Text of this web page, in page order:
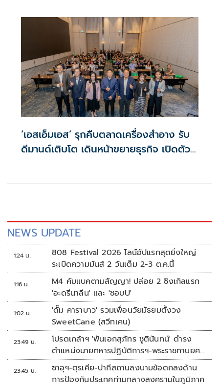
‘เอสเอ็มเอส’ รุกคืบตลาดเครื่องสำอาง รับ
ดีมานด์เติบโต เดินหน้าขยายธุรกิจ เปิดตัว
NEWS UPDATE
1:24 น.
808 Festival 2026 ไลน์อัปแรกสุดยิ่งใหญ่
ระเบิดความมันส์ 2 วันเต็ม 2-3 ต.ค.นี้
1:16 น.
M4 คัมแบคตามสัญญา! ปล่อย 2 ซิงเกิลแรก
'อะดรีนาลีน' และ 'ชอบU'
1:02 น.
'ดั๊ม คาราบาว' รวมเพื่อนวัยมัธยมตั้งวง
SweetCane (สวีทเคน)
23:49 น.
โปรดเกล้าฯ 'พันเอกสุภัทร ชูตินันทน์' ดำรง
ตำแหน่งนายทหารปฏิบัติการฯ-พระราชทานยศ
'พลตรี'
23:45 น.
ซาอุฯ-ตุรเคีย-ปากีสถานลงนามข้อตกลงด้าน
การป้องกันประเทศท่ามกลางสงครามในภูมิภาค